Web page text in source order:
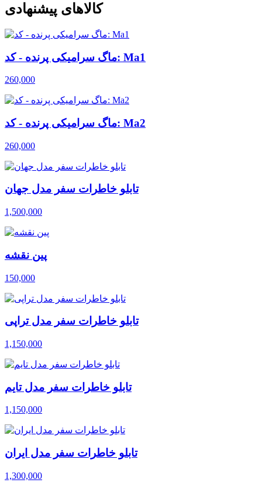
کالاهای پیشنهادی
ماگ سرامیکی پرنده - کد: Ma1
260,000
ماگ سرامیکی پرنده - کد: Ma2
260,000
تابلو خاطرات سفر مدل جهان
1,500,000
پین نقشه
150,000
تابلو خاطرات سفر مدل تراپی
1,150,000
تابلو خاطرات سفر مدل تایم
1,150,000
تابلو خاطرات سفر مدل ایران
1,300,000